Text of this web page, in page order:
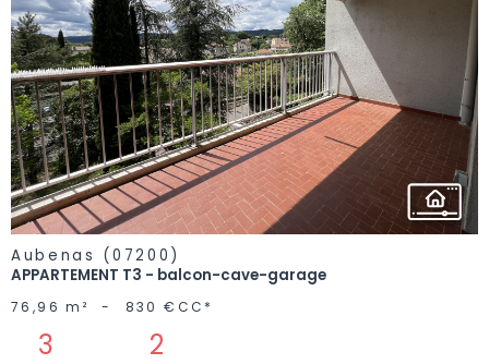
VOIR LE
BIEN
Aubenas (07200)
APPARTEMENT T3 - balcon-cave-garage
76,96 m² - 830 € CC*
3 2